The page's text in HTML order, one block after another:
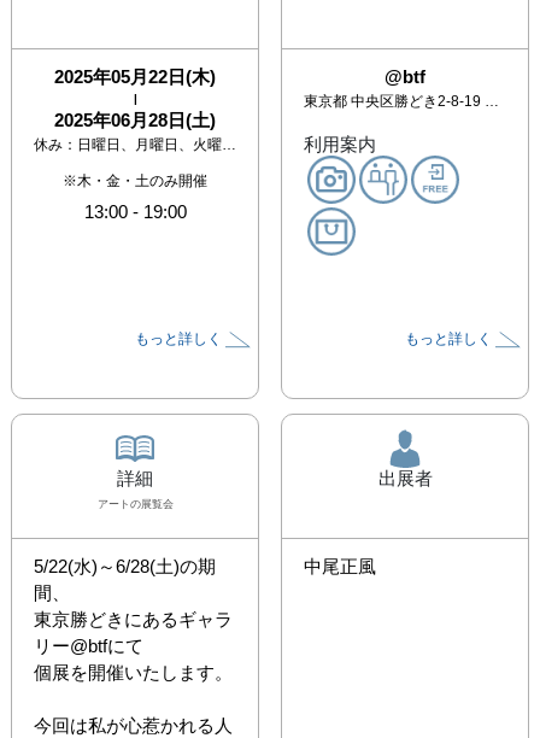
2025年05月22日(木)
|
2025年06月28日(土)
休み： 日曜日、月曜日、火曜日、水曜日、祝日
※木・金・土のみ開催
13:00- 19:00
もっと詳しく
@btf
東京都 中央区勝どき2-8-19 近富ビル倉庫3F 3A・3B
利用案内
もっと詳しく
詳細
アート の展覧会
5/22(水)～6/28(土)の期
間、
東京勝どきにあるギャラ
リー@btfにて
個展を開催いたします。
今回は私が心惹かれる人
出展者
中尾正風